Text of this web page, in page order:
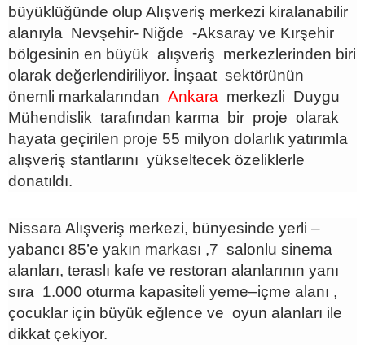
büyüklüğünde olup Alışveriş merkezi kiralanabilir
alanıyla Nevşehir- Niğde -Aksaray ve Kırşehir
bölgesinin en büyük alışveriş merkezlerinden biri
olarak değerlendiriliyor. İnşaat sektörünün
önemli markalarından Ankara merkezli Duygu
Mühendislik tarafından karma bir proje olarak
hayata geçirilen proje 55 milyon dolarlık yatırımla
alışveriş stantlarını yükseltecek özeliklerle
donatıldı.
Nissara Alışveriş merkezi, bünyesinde yerli –
yabancı 85’e yakın markası ,7 salonlu sinema
alanları, teraslı kafe ve restoran alanlarının yanı
sıra 1.000 oturma kapasiteli yeme–içme alanı ,
çocuklar için büyük eğlence ve oyun alanları ile
dikkat çekiyor.